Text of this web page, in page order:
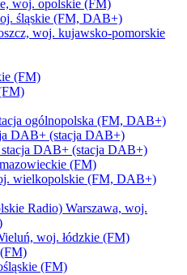
woj. opolskie (FM)
śląskie (FM, DAB+)
woj. kujawsko-pomorskie
(FM)
ogólnopolska (FM, DAB+)
DAB+ (stacja DAB+)
stacja DAB+ (stacja DAB+)
mazowieckie (FM)
wielkopolskie (FM, DAB+)
Radio) Warszawa, woj.
woj. łódzkie (FM)
(FM)
(FM)